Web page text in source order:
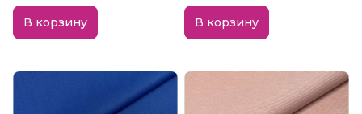
В корзину В корзину